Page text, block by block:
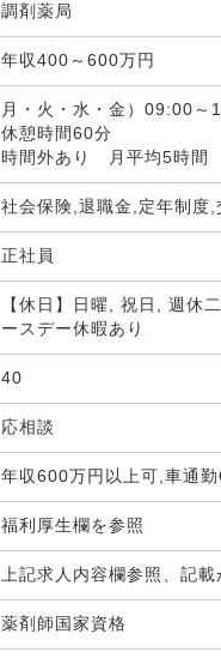
調剤薬局
年収400～600万円
月・火・水・金）09:00
休憩時間60分
時間外あり 月平均5時間
社会保険,退職金,定年制度
正社員
【休日】日曜, 祝日, 週休
ースデー休暇あり
40
応相談
年収600万円以上可,車通
福利厚生欄を参照
上記求人内容欄参照、記
薬剤師国家資格